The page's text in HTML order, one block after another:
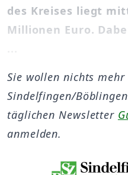
des Kreises liegt
Millionen Euro.
Sie wollen nichts
Sindelfingen/
täglichen Newsletter
anmelden.